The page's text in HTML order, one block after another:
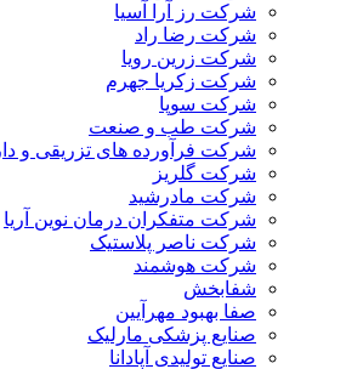
شرکت رز آرا آسیا
شرکت رضا راد
شرکت زرین رویا
شرکت زکریا جهرم
شرکت سوپا
شرکت طب و صنعت
شرکت فرآورده های تزریقی و
شرکت گلریز
شرکت مادرشید
شرکت متفکران درمان نوین آریا
شرکت ناصر پلاستیک
شرکت هوشمند
شفابخش
صفا بهبود مهرآیین
صنایع پزشکی مارلیک
صنایع تولیدی آپادانا